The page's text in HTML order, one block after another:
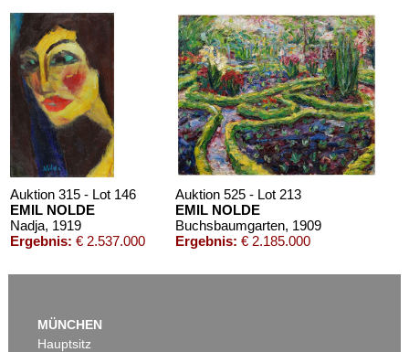
Auktion 610 - Lot 426000372
HERMANN MAX PECHSTEIN
Reisebilder, 1919
Schätzpreis:€ 1.600
Auktion 315 - Lot 146
EMIL NOLDE
Nadja, 1919
Ergebnis: € 2.537.000
Auktion 525 - Lot 213
EMIL NOLDE
Buchsbaumgarten, 1909
Ergebnis: € 2.185.000
MÜNCHEN
Hauptsitz